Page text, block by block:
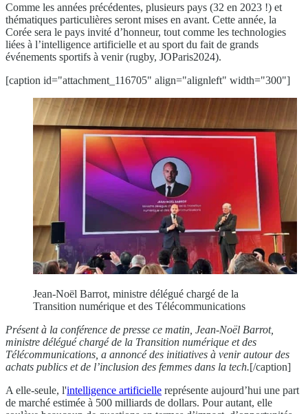
Comme les années précédentes, plusieurs pays (32 en 2023 !) et
thématiques particulières seront mises en avant. Cette année, la
Corée sera le pays invité d’honneur, tout comme les technologies
liées à l’intelligence artificielle et au sport du fait de grands
événements sportifs à venir (rugby, JOParis2024).
[caption id="attachment_116705" align="alignleft" width="300"]
Jean-Noël Barrot, ministre délégué chargé de la
Transition numérique et des Télécommunications
Présent à la conférence de presse ce matin, Jean-Noël Barrot,
ministre délégué chargé de la Transition numérique et des
Télécommunications, a annoncé des initiatives à venir autour des
achats publics et de l’inclusion des femmes dans la tech.[/caption]
A elle-seule, l'intelligence artificielle représente aujourd’hui une part
de marché estimée à 500 milliards de dollars. Pour autant, elle